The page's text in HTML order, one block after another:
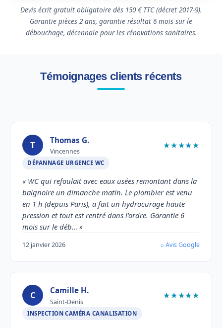
Devis écrit gratuit obligatoire dès 150 € TTC (décret 2017-9).
Garantie pièces 2 ans, garantie résultat 6 mois sur le
débouchage, décennale pour les rénovations sanitaires.
Témoignages clients récents
T Thomas G.
Vincennes
★★★★★
DÉPANNAGE URGENCE WC
« WC qui refoulait avec eaux usées remontant dans la
baignoire un dimanche matin. Le plombier est venu
en 1 h (depuis Paris), a fait un hydrocurage haute
pression et tout est rentré dans l'ordre. Garantie 6
mois sur le déb… »
12 janvier 2026 ⌕ Avis Google
C Camille H.
Saint-Denis
★★★★★
INSPECTION CAMÉRA CANALISATION